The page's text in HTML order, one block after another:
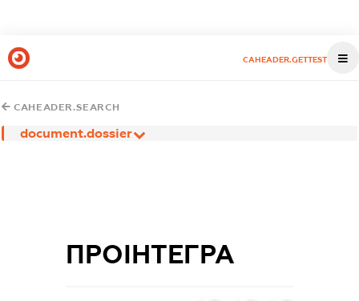
CAHEADER.GETTEST
CAHEADER.SEARCH
document.dossier
ПРОІНТЕГРА